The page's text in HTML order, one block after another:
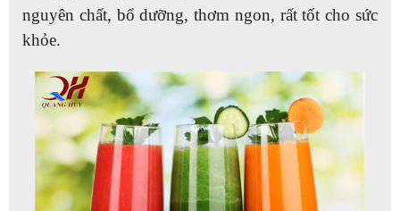
nguyên chất, bổ dưỡng, thơm ngon, rất tốt cho sức
khỏe.